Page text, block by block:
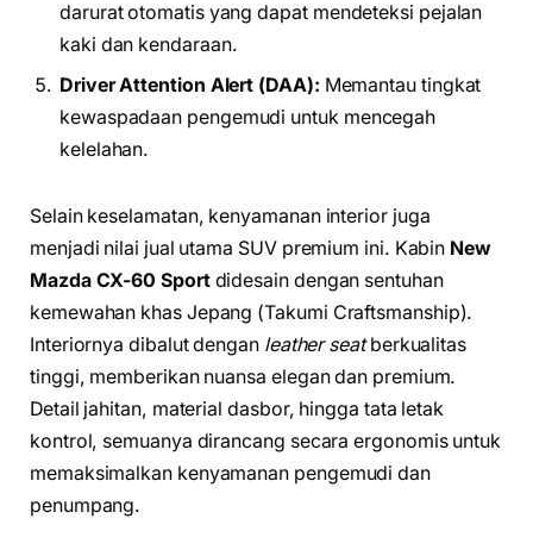
darurat otomatis yang dapat mendeteksi pejalan
kaki dan kendaraan.
Driver Attention Alert (DAA): Memantau tingkat
kewaspadaan pengemudi untuk mencegah
kelelahan.
Selain keselamatan, kenyamanan interior juga
menjadi nilai jual utama SUV premium ini. Kabin New
Mazda CX-60 Sportdidesain dengan sentuhan
kemewahan khas Jepang (Takumi Craftsmanship).
Interiornya dibalut dengan leather seatberkualitas
tinggi, memberikan nuansa elegan dan premium.
Detail jahitan, material dasbor, hingga tata letak
kontrol, semuanya dirancang secara ergonomis untuk
memaksimalkan kenyamanan pengemudi dan
penumpang.